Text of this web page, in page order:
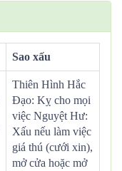
Sao xấu
Thiên Hình Hắc
Đạo: Kỵ cho mọi
việc Nguyệt Hư:
Xấu nếu làm việc
giá thú (cưới xin),
mở cửa hoặc mở